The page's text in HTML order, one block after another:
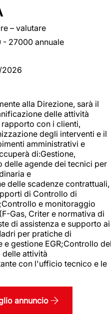
– valutare
- 27000 annuale
alla Direzione, sarà il
delle attività
con i clienti,
degli interventi e il
amministrativi e
di:Gestione,
agende dei tecnici per
e
delle scadenze contrattuali,
di Controllo di
e monitoraggio
Gas, Criter e normativa di
di assistenza e supporto ai
per pratiche di
gestione EGR;Controllo
attività
con l'ufficio tecnico e le
annuncio